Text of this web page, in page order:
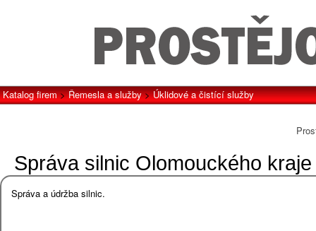
Správa silnic Olomouckého
Katalog firem>Řemesla a služby>Úklidové a čistící služby
Správa a údržba silnic.